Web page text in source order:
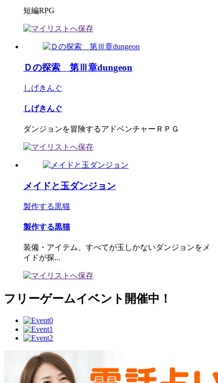
短編RPG
Ｄの探索 第Ⅲ章dungeon
しげきんぐ
しげきんぐ
ダンジョンを冒険するアドベンチャーＲＰＧ
メイドと玉ダンジョン
製作する黒猫
製作する黒猫
装備・アイテム、すべてが玉しかないダンジョンをメ
イドが探...
フリーゲームイベント開催中！